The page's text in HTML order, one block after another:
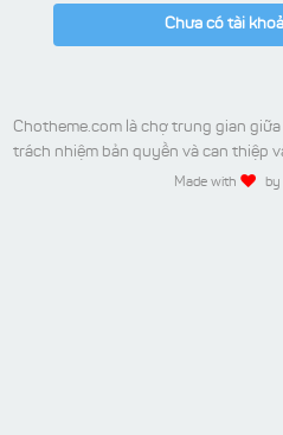
Chưa có tài
Chotheme.com là chợ trung gian
trách nhiệm bản quyền và can thiệp
Made with by